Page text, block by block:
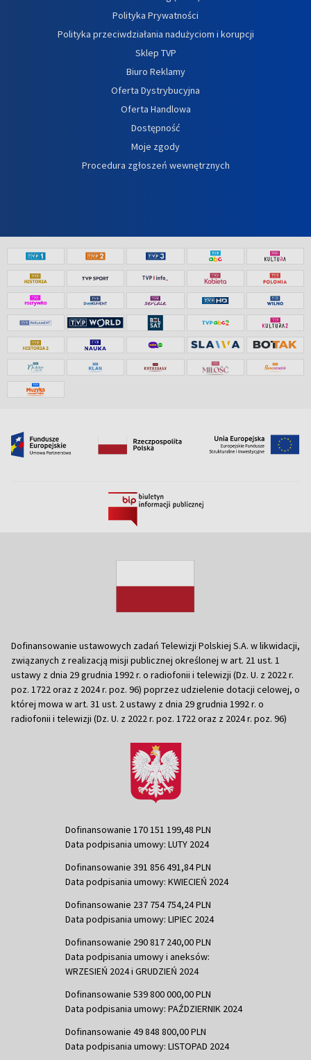
Polityka Prywatności
Polityka przeciwdziałania nadużyciom i korupcji
Sklep TVP
Biuro Reklamy
Oferta Dystrybucyjna
Oferta Handlowa
Dostępność
Moje zgody
Procedura zgłoszeń wewnętrznych
Dofinansowanie ustawowych zadań Telewizji Polskiej S.A. w likwidacji,
związanych z realizacją misji publicznej określonej w art. 21 ust. 1
ustawy z dnia 29 grudnia 1992 r. o radiofonii i telewizji (Dz. U. z 2022 r.
poz. 1722 oraz z 2024 r. poz. 96) poprzez udzielenie dotacji celowej, o
której mowa w art. 31 ust. 2 ustawy z dnia 29 grudnia 1992 r. o
radiofonii i telewizji (Dz. U. z 2022 r. poz. 1722 oraz z 2024 r. poz. 96)
Dofinansowanie 170 151 199,48 PLN
Data podpisania umowy: LUTY 2024
Dofinansowanie 391 856 491,84 PLN
Data podpisania umowy: KWIECIEŃ 2024
Dofinansowanie 237 754 754,24 PLN
Data podpisania umowy: LIPIEC 2024
Dofinansowanie 290 817 240,00 PLN
Data podpisania umowy i aneksów:
WRZESIEŃ 2024 i GRUDZIEŃ 2024
Dofinansowanie 539 800 000,00 PLN
Data podpisania umowy: PAŹDZIERNIK 2024
Dofinansowanie 49 848 800,00 PLN
Data podpisania umowy: LISTOPAD 2024